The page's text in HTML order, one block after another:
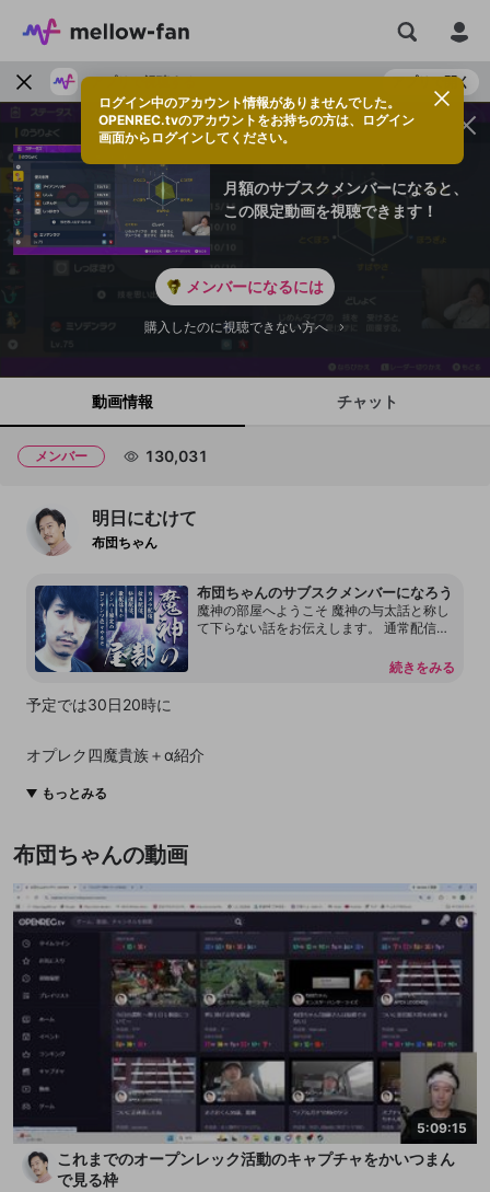
アプリで視聴する アプリで開く
月額のサブスクメンバーになると、
この限定動画を視聴できます！
メンバーになるには
購入したのに視聴できない方へ
動画情報 チャット
メンバー 130,031
明日にむけて
布団ちゃん
布団ちゃんのサブスクメンバーになろう
魔神の部屋へようこそ 魔神の与太話と称し
て下らない話をお伝えします。 通常配信で
を許可しておりません。 配信内容をリーク
rdも含めてブロックする事があります。
続きをみる
予定では30日20時に
オプレク四魔貴族＋α紹介
フォルネウス：すももん
アウナス：おおえの
ゲンスルー：はんじょう
喰らうッ
もっとみる
布団ちゃんの動画
5:09:15
これまでのオープンレック活動のキャプチャをかいつまん
で見る枠
ログイン中のアカウント情報がありませんでした。
OPENREC.tvのアカウントをお持ちの方は、ログイン
画面からログインしてください。